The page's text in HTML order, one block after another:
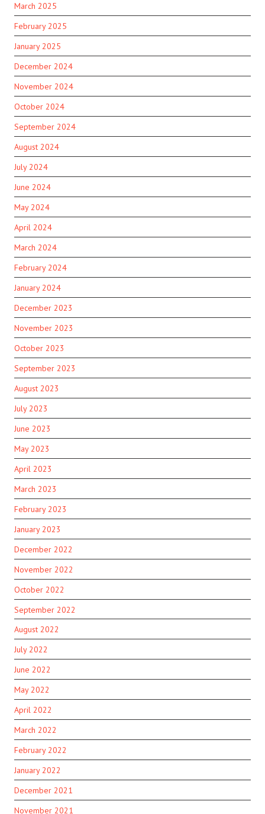
March 2025
February 2025
January 2025
December 2024
November 2024
October 2024
September 2024
August 2024
July 2024
June 2024
May 2024
April 2024
March 2024
February 2024
January 2024
December 2023
November 2023
October 2023
September 2023
August 2023
July 2023
June 2023
May 2023
April 2023
March 2023
February 2023
January 2023
December 2022
November 2022
October 2022
September 2022
August 2022
July 2022
June 2022
May 2022
April 2022
March 2022
February 2022
January 2022
December 2021
November 2021